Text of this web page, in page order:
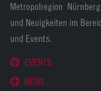
Metropolregion
und Neuigkeiten im
und Events.
EVENTS
NEWS